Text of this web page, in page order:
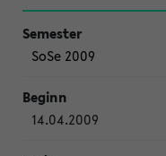
SoSe 2009
14.04.2009